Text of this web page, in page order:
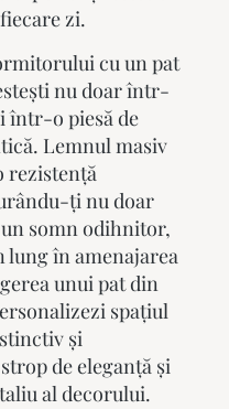
zi.
cu unpat
nu doar într-
într-o piesă de
Lemnul masiv
rezistență
ți nu doar
somn odihnitor,
lung în amenajarea
unui pat din
spațiul
și
de eleganță și
al decorului.